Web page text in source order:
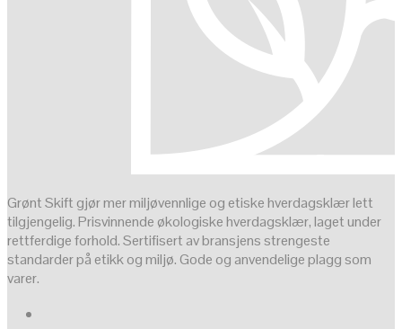
Grønt Skift gjør mer miljøvennlige og etiske hverdagsklær lett
tilgjengelig. Prisvinnende økologiske hverdagsklær, laget under
rettferdige forhold. Sertifisert av bransjens strengeste
standarder på etikk og miljø. Gode og anvendelige plagg som
varer.